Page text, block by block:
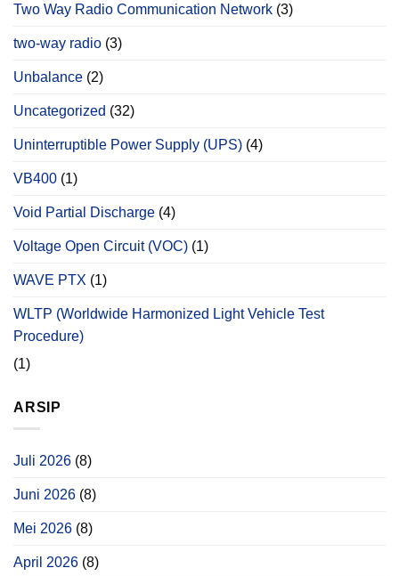
Two Way Radio Communication Network (3)
two-way radio (3)
Unbalance (2)
Uncategorized (32)
Uninterruptible Power Supply (UPS) (4)
VB400 (1)
Void Partial Discharge (4)
Voltage Open Circuit (VOC) (1)
WAVE PTX (1)
WLTP (Worldwide Harmonized Light Vehicle Test
Procedure)
(1)
ARSIP
Juli 2026 (8)
Juni 2026 (8)
Mei 2026 (8)
April 2026 (8)